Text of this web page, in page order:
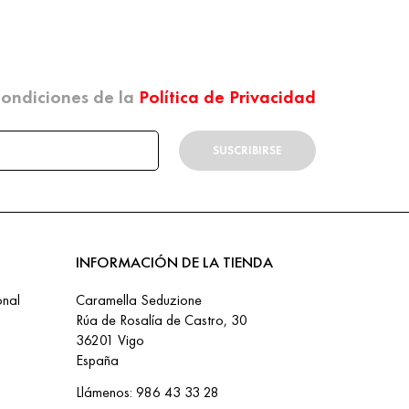
de la Política de Privacidad
SUSCRIBIRSE
INFORMACIÓN DE LA TIENDA
Caramella Seduzione
Rúa de Rosalía de Castro, 30
36201 Vigo
España
Llámenos:986 43 33 28